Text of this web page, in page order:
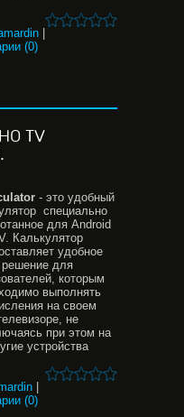
(0)
TV
- это удобный
специально
для Android
Калькулятор
удобное
решение для
которым
выполнять
на своем
не
при этом на
устройства
(0)